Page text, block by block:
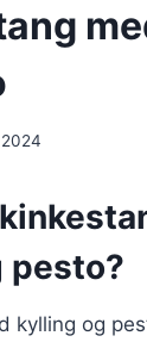
pesto?
kylling og